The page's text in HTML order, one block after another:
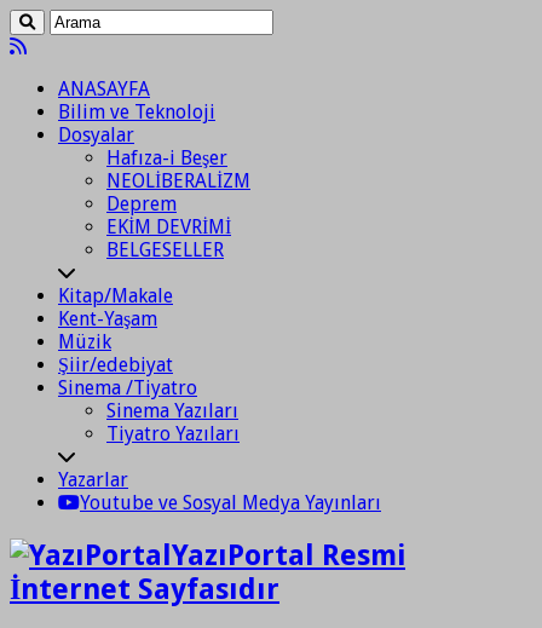
ANASAYFA
Bilim ve Teknoloji
Dosyalar
Hafıza-i Beşer
NEOLİBERALİZM
Deprem
EKİM DEVRİMİ
BELGESELLER
Kitap/Makale
Kent-Yaşam
Müzik
Şiir/edebiyat
Sinema /Tiyatro
Sinema Yazıları
Tiyatro Yazıları
Yazarlar
Youtube ve Sosyal Medya Yayınları
YazıPortal Resmi
İnternet Sayfasıdır